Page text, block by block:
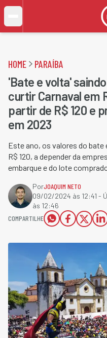
HOME PARAÍBA
'Bate e volta'
curtir Carnaval em
partir de R$ 120 e
em 2023
Este ano, os valores do
R$ 120, a depender da
embarque e do lote
PorJOAQUIM NETO
09/02/2024 às 12:41 -
às 12:46
COMPARTILHE